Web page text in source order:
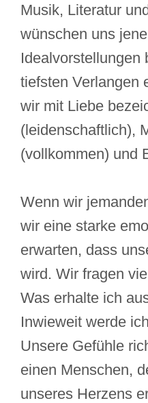
Musik, Literatur
wünschen uns
Idealvorstellungen
tiefsten Verlangen
wir mit Liebe
(leidenschaftlich),
(vollkommen) und
Wenn wir
wir eine starke
erwarten, dass
wird. Wir fragen
Was erhalte ich
Inwieweit werde
Unsere Gefühle
einen Menschen,
unseres Herzens